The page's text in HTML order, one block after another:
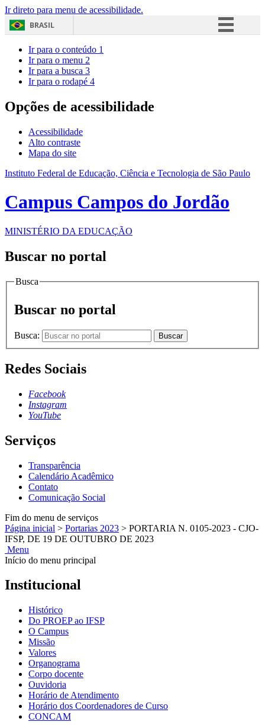
Ir direto para menu de acessibilidade.
BRASIL
Acesso à informação
Ir para o conteúdo 1
Ir para o menu 2
Ir para a busca 3
Ir para o rodapé 4
Opções de acessibilidade
Acessibilidade
Alto contraste
Mapa do site
Instituto Federal de Educação, Ciência e Tecnologia de São Paulo
Campus Campos do Jordão
MINISTÉRIO DA EDUCAÇÃO
Buscar no portal
Busca
Buscar no portal
Busca: Buscar
Redes Sociais
Facebook
Instagram
YouTube
Serviços
Transparência
Calendário Acadêmico
Contato
Comunicação Social
Fim do menu de serviços
Página inicial > Portarias 2023 > PORTARIA N. 0105-2023 - CJO-
IFSP, DE 19 DE OUTUBRO DE 2023
Menu
Início do menu principal
Institucional
Histórico
Do PROEP ao IFSP
O Campus
Missão
Valores
Organograma
Corpo docente
Ouvidoria
Horário de Atendimento
Horário dos Coordenadores de Curso
CONCAM